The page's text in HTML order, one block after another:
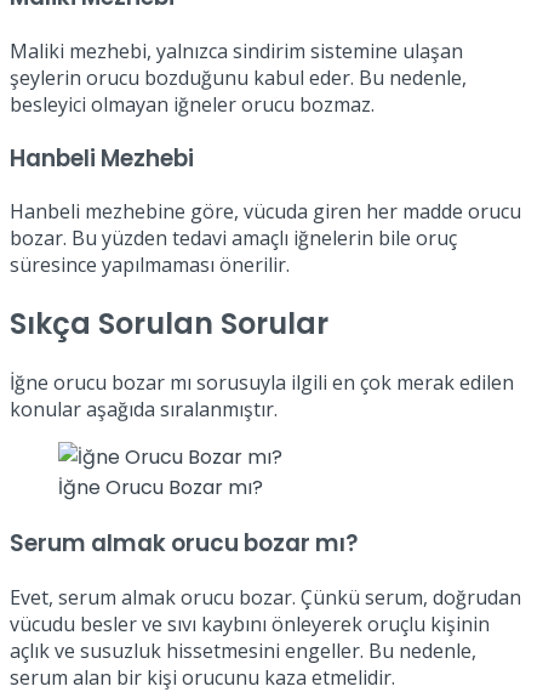
Maliki mezhebi, yalnızca sindirim sistemine ulaşan
şeylerin orucu bozduğunu kabul eder. Bu nedenle,
besleyici olmayan iğneler orucu bozmaz.
Hanbeli Mezhebi
Hanbeli mezhebine göre, vücuda giren her madde orucu
bozar. Bu yüzden tedavi amaçlı iğnelerin bile oruç
süresince yapılmaması önerilir.
Sıkça Sorulan Sorular
İğne orucu bozar mı sorusuyla ilgili en çok merak edilen
konular aşağıda sıralanmıştır.
İğne Orucu Bozar mı?
Serum almak orucu bozar mı?
Evet, serum almak orucu bozar. Çünkü serum, doğrudan
vücudu besler ve sıvı kaybını önleyerek oruçlu kişinin
açlık ve susuzluk hissetmesini engeller. Bu nedenle,
serum alan bir kişi orucunu kaza etmelidir.